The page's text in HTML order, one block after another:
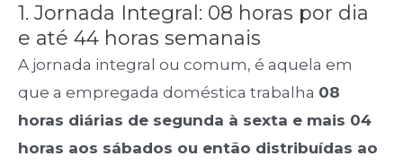
1. Jornada Integral: 08 horas por dia
e até 44 horas semanais
A jornada integral ou comum, é aquela em
que a empregada doméstica trabalha 08
horas diárias de segunda à sexta e mais 04
horas aos sábados ou então distribuídas ao